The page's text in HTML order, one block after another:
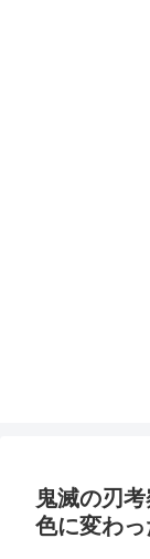
鬼滅の刃
色に変わ